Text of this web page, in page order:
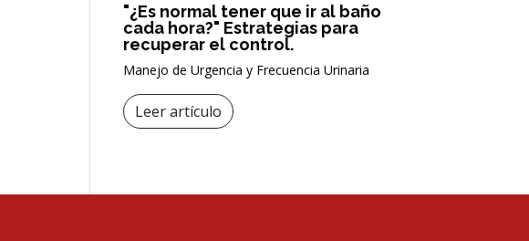
"¿Es normal tener que ir al baño
cada hora?" Estrategias para
recuperar el control.
Manejo de Urgencia y Frecuencia Urinaria
Leer artículo